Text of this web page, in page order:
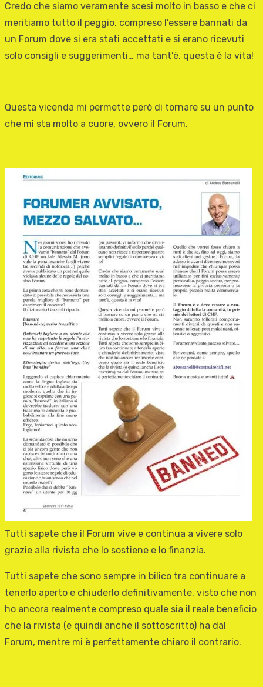
Credo che siamo veramente scesi molto in basso e che ci
meritiamo tutto il peggio, compreso l’essere bannati da
un Forum dove si era stati accettati e si erano ricevuti
solo consigli e suggerimenti… ma tant’è, questa è la vita!
Questa vicenda mi permette però di tornare su un punto
che mi sta molto a cuore, ovvero il Forum.
Tutti sapete che il Forum vive e continua a vivere solo
grazie alla rivista che lo sostiene e lo finanzia.
Tutti sapete che sono sempre in bilico tra continuare a
tenerlo aperto e chiuderlo definitivamente, visto che non
ho ancora realmente compreso quale sia il reale beneficio
che la rivista (e quindi anche il sottoscritto) ha dal
Forum, mentre mi è perfettamente chiaro il contrario.